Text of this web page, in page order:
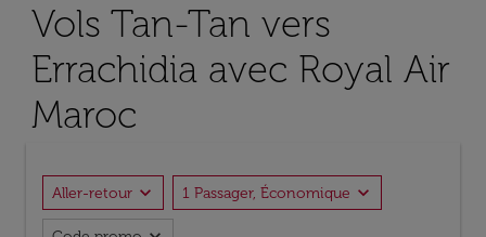
Vols Tan-Tan vers
Errachidia avec Royal Air
Maroc
Aller-retour expand_more 1 Passager, Économique expand_more